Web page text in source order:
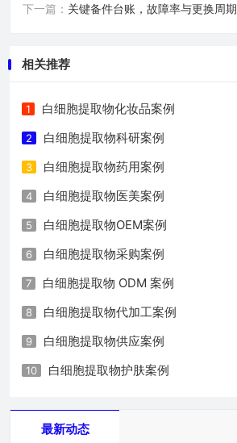
下一篇： 关键备件台账，故障率与更换周期
相关推荐
1 白细胞提取物化妆品案例
2 白细胞提取物科研案例
3 白细胞提取物药用案例
4 白细胞提取物医美案例
5 白细胞提取物OEM案例
6 白细胞提取物采购案例
7 白细胞提取物 ODM 案例
8 白细胞提取物代加工案例
9 白细胞提取物供应案例
10 白细胞提取物护肤案例
最新动态